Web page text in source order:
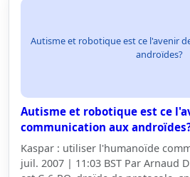
Autisme et robotique est ce l'avenir
androïdes?
Autisme et robotique est ce
communication aux
Kaspar : utiliser l'humanoïde
juil. 2007 | 11:03 BST Par Arnaud